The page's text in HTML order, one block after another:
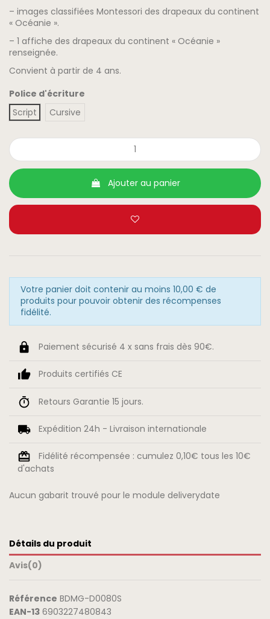
– images classifiées Montessori des drapeaux du continent
« Océanie ».
– 1 affiche des drapeaux du continent « Océanie »
renseignée.
Convient à partir de 4 ans.
Police d'écriture
Script
Cursive
Ajouter au panier
Votre panier doit contenir au moins 10,00 € de
produits pour pouvoir obtenir des récompenses
fidélité.
Paiement sécurisé 4 x sans frais dès 90€.
Produits certifiés CE
Retours Garantie 15 jours.
Expédition 24h - Livraison internationale
Fidélité récompensée : cumulez 0,10€ tous les 10€
d'achats
Aucun gabarit trouvé pour le module deliverydate
Détails du produit
Avis(0)
Référence BDMG-D0080S
EAN-13 6903227480843